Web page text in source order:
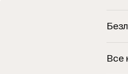
Все